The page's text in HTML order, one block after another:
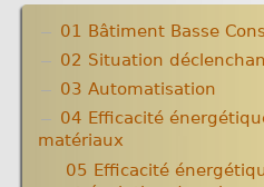
01 Bâtiment Basse
02 Situation
03 Automatisation
04 Efficacité
matériaux
05 Efficacité